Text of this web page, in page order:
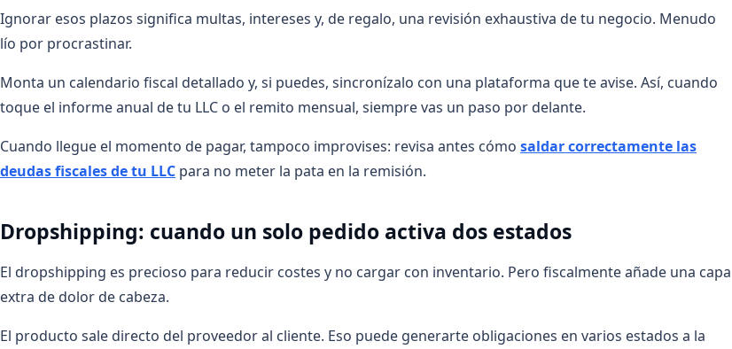
Ignorar esos plazos significa multas, intereses y, de regalo, una revisión exhaustiva de tu negocio. Menudo
lío por procrastinar.
Monta un calendario fiscal detallado y, si puedes, sincronízalo con una plataforma que te avise. Así, cuando
toque el informe anual de tu LLC o el remito mensual, siempre vas un paso por delante.
Cuando llegue el momento de pagar, tampoco improvises: revisa antes cómo saldar correctamente las
deudas fiscales de tu LLC para no meter la pata en la remisión.
Dropshipping: cuando un solo pedido activa dos estados
El dropshipping es precioso para reducir costes y no cargar con inventario. Pero fiscalmente añade una capa
extra de dolor de cabeza.
El producto sale directo del proveedor al cliente. Eso puede generarte obligaciones en varios estados a la